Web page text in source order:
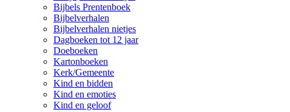
Bijbels Prentenboek
Bijbelverhalen
Bijbelverhalen nietjes
Dagboeken tot 12 jaar
Doeboeken
Kartonboeken
Kerk/Gemeente
Kind en bidden
Kind en emoties
Kind en geloof